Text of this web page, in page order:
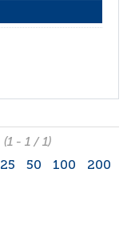
(1 - 1 / 1)
25 50 100 200